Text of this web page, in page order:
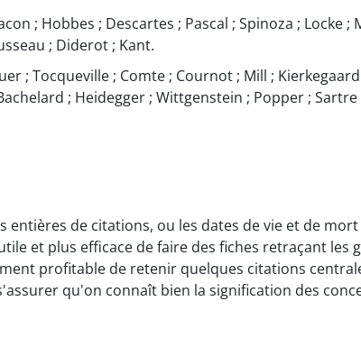
; Hobbes ; Descartes ; Pascal ; Spinoza ; Locke ;
; Diderot ; Kant.
; Tocqueville ; Comte ; Cournot ; Mill ;
; Heidegger ; Wittgenstein ; Popper ;
de citations, ou les dates de vie et de
et plus efficace de faire des fiches retraçant les
profitable de retenir quelques citations
qu'on connaît bien la signification des